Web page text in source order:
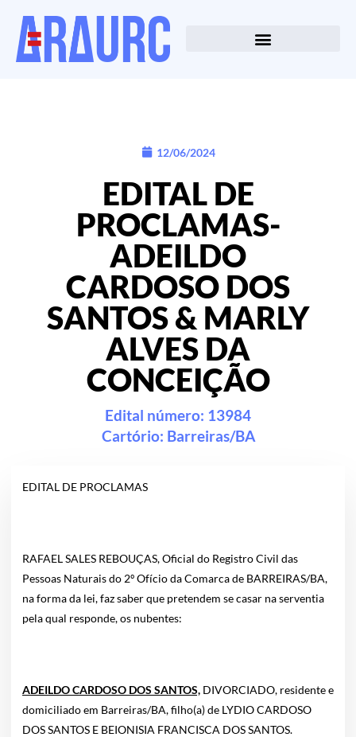
12/06/2024
EDITAL DE
PROCLAMAS-
ADEILDO
CARDOSO DOS
SANTOS & MARLY
ALVES DA
CONCEIÇÃO
Edital número: 13984
Cartório: Barreiras/BA
EDITAL DE PROCLAMAS
RAFAEL SALES REBOUÇAS, Oficial do Registro Civil das
Pessoas Naturais do 2º Ofício da Comarca de BARREIRAS/BA,
na forma da lei, faz saber que pretendem se casar na serventia
pela qual responde, os nubentes:
ADEILDO CARDOSO DOS SANTOS, DIVORCIADO, residente e
domiciliado em Barreiras/BA, filho(a) de LYDIO CARDOSO
DOS SANTOS E BEIONISIA FRANCISCA DOS SANTOS.